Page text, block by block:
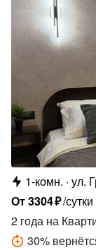
1-комн. ул.
От3304₽/сутки
2 года на
30%